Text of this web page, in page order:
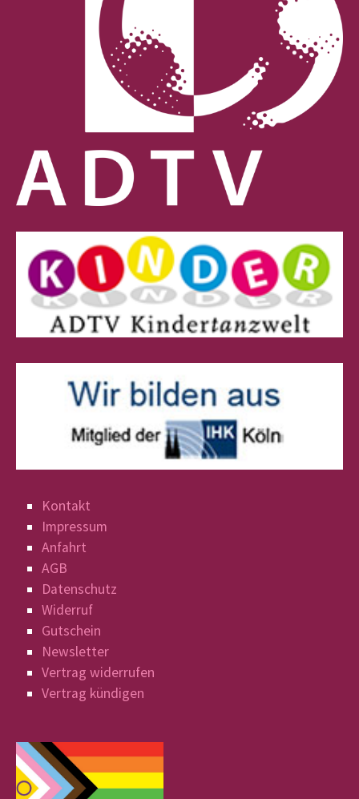
Kontakt
Impressum
Anfahrt
AGB
Datenschutz
Widerruf
Gutschein
Newsletter
Vertrag widerrufen
Vertrag kündigen